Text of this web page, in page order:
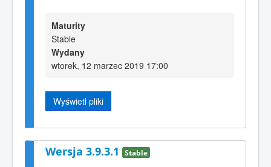
Maturity
Stable
Wydany
wtorek, 12 marzec 2019 17:00
Wyświetl pliki
Wersja 3.9.3.1 Stable